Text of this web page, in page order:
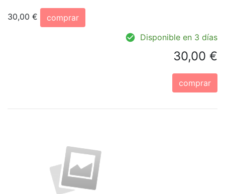
30,00 €
comprar
Disponible en 3 días
30,00 €
comprar